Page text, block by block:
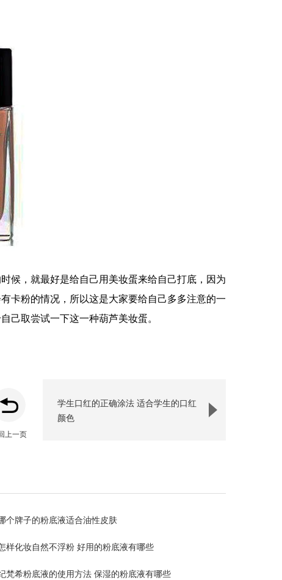
候，就最好是给自己用美妆蛋来给自己打底，因为
卡粉的情况，所以这是大家要给自己多多注意的一
己取尝试一下这一种葫芦美妆蛋。
上一页
学生口红的正确涂法 适合学生的口红
颜色
个牌子的粉底液适合油性皮肤
样化妆自然不浮粉 好用的粉底液有哪些
梵希粉底液的使用方法 保湿的粉底液有哪些